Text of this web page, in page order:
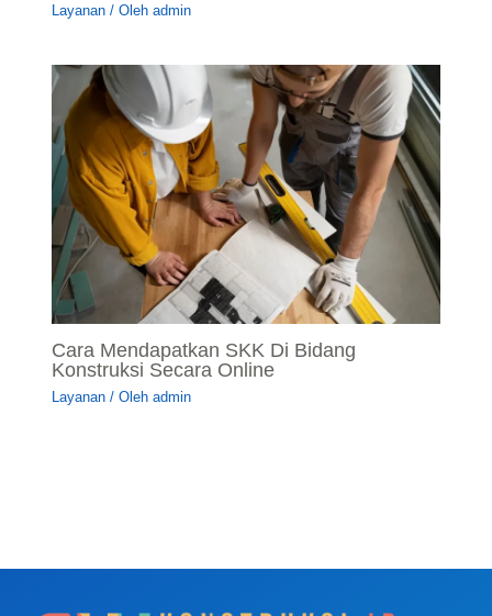
Layanan / Olehadmin
Cara Mendapatkan SKK Di Bidang
Konstruksi Secara Online
Layanan / Olehadmin